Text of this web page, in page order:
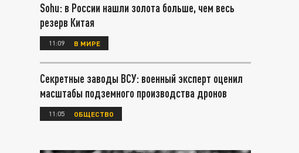
Sohu: в России нашли золота больше, чем весь
резерв Китая
11:09 В МИРЕ
Секретные заводы ВСУ: военный эксперт оценил
масштабы подземного производства дронов
11:05 ОБЩЕСТВО